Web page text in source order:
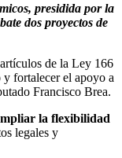
presidida por la
dos proyectos de
de la Ley 166
y fortalecer el apoyo a
Francisco Brea.
la flexibilidad
legales y